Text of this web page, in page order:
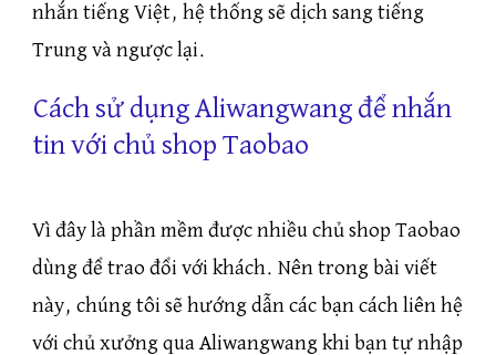
nhắn tiếng Việt, hệ thống sẽ dịch sang tiếng
Trung và ngược lại.
Cách sử dụng Aliwangwang để nhắn
tin với chủ shop Taobao
Vì đây là phần mềm được nhiều chủ shop Taobao
dùng để trao đổi với khách. Nên trong bài viết
này, chúng tôi sẽ hướng dẫn các bạn cách liên hệ
với chủ xưởng qua Aliwangwang khi bạn tự nhập